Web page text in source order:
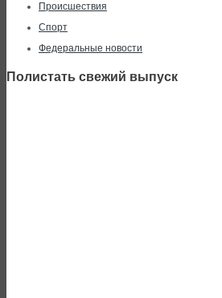
Происшествия
Спорт
Федеральные новости
Полистать свежий выпуск